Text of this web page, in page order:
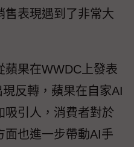
售表現遇到了非常大
蘋果在WWDC上發表
反轉，蘋果在自家AI
吸引人，消費者對於
面也進一步帶動AI手